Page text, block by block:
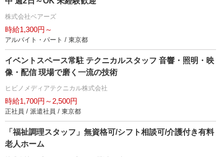
株式会社ベアーズ
時給1,300円～
アルバイト・パート / 東京都
イベントスペース常駐 テクニカルスタッフ 音響・照明・映
像・配信 現場で磨く一流の技術
ヒビノメディアテクニカル株式会社
時給1,700円～2,500円
正社員 / 派遣社員 / 東京都
「福祉調理スタッフ」無資格可/シフト相談可/介護付き有料
老人ホーム